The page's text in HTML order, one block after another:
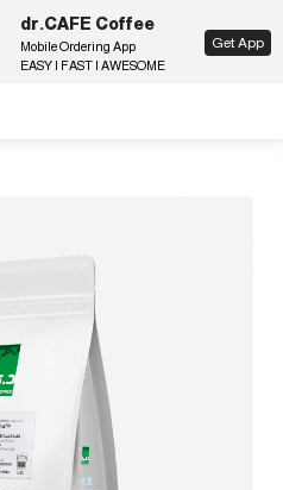
dr.CAFE Coffee
Mobile Ordering App
EASY | FAST | AWESOME
Get App